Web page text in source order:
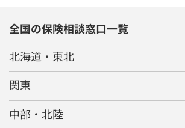
全国の保険相談窓口一覧
北海道・東北
関東
中部・北陸